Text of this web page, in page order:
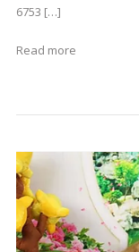
6753 […]
Read more